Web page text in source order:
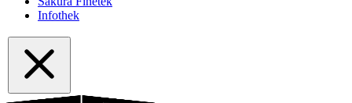
Infothek